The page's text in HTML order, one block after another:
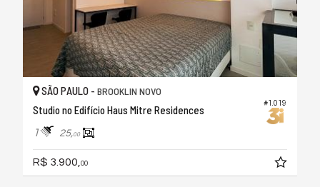
#1.019
SÃO PAULO - BROOKLIN NOVO
Studio no Edifício Haus Mitre Residences
1 25,00
R$ 3.900, 00